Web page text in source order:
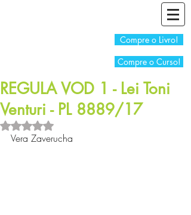
Compre o Livro!
Compre o Curso!
REGULA VOD 1 - Lei Toni
Venturi - PL 8889/17
Avaliado com NaN de 5 estrelas.
Vera Zaverucha